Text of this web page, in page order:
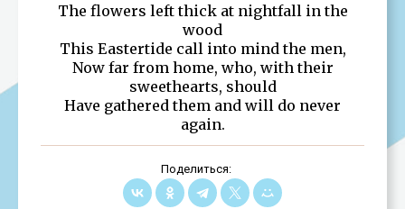
The flowers left thick at nightfall in the
wood
This Eastertide call into mind the men,
Now far from home, who, with their
sweethearts, should
Have gathered them and will do never
again.
Поделиться: